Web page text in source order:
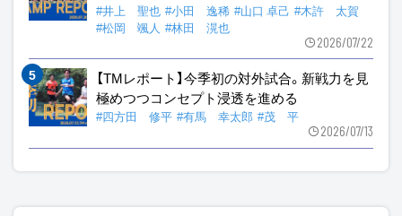
#井上 聖也 #小田 逸稀 #山口 卓己 #木許 太賀
#松岡 颯人 #林田 滉也
2026/07/22
【TMレポート】今季初の対外試合。新戦力を見
極めつつコンセプト浸透を進める
#四方田 修平 #有馬 幸太郎 #茂 平
2026/07/13